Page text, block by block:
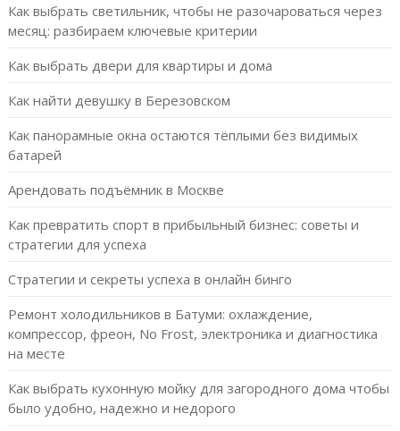
Как выбрать светильник, чтобы не разочароваться через
месяц: разбираем ключевые критерии
Как выбрать двери для квартиры и дома
Как найти девушку в Березовском
Как панорамные окна остаются тёплыми без видимых
батарей
Арендовать подъёмник в Москве
Как превратить спорт в прибыльный бизнес: советы и
стратегии для успеха
Стратегии и секреты успеха в онлайн бинго
Ремонт холодильников в Батуми: охлаждение,
компрессор, фреон, No Frost, электроника и диагностика
на месте
Как выбрать кухонную мойку для загородного дома чтобы
было удобно, надежно и недорого